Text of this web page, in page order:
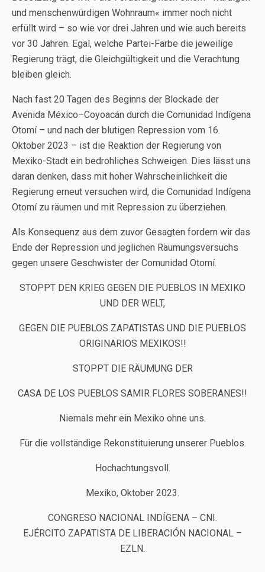
und menschenwürdigen Wohnraum« immer noch nicht
erfüllt wird – so wie vor drei Jahren und wie auch bereits
vor 30 Jahren. Egal, welche Partei-Farbe die jeweilige
Regierung trägt, die Gleichgültigkeit und die Verachtung
bleiben gleich.
Nach fast 20 Tagen des Beginns der Blockade der
Avenida México–Coyoacán durch die Comunidad Indígena
Otomí – und nach der blutigen Repression vom 16.
Oktober 2023 – ist die Reaktion der Regierung von
Mexiko-Stadt ein bedrohliches Schweigen. Dies lässt uns
daran denken, dass mit hoher Wahrscheinlichkeit die
Regierung erneut versuchen wird, die Comunidad Indígena
Otomí zu räumen und mit Repression zu überziehen.
Als Konsequenz aus dem zuvor Gesagten fordern wir das
Ende der Repression und jeglichen Räumungsversuchs
gegen unsere Geschwister der Comunidad Otomí.
STOPPT DEN KRIEG GEGEN DIE PUEBLOS IN MEXIKO
UND DER WELT,
GEGEN DIE PUEBLOS ZAPATISTAS UND DIE PUEBLOS
ORIGINARIOS MEXIKOS!!
STOPPT DIE RÄUMUNG DER
CASA DE LOS PUEBLOS SAMIR FLORES SOBERANES!!
Niemals mehr ein Mexiko ohne uns.
Für die vollständige Rekonstituierung unserer Pueblos.
Hochachtungsvoll.
Mexiko, Oktober 2023.
CONGRESO NACIONAL INDÍGENA – CNI.
EJÉRCITO ZAPATISTA DE LIBERACIÓN NACIONAL –
EZLN.